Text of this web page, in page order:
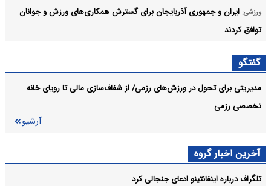
ورزشی: ایران و جمهوری آذربایجان برای گسترش همکاری‌های ورزش و جوانان
توافق کردند
ورزشی: گلر اسپانیایی برای تمدید سر میز مذاکره با استقلال
آرشیو
گفتگو
مدیریتی برای تحول در ورزش‌های رزمی/ از شفاف‌سازی مالی تا رویای خانه
تخصصی رزمی
آرشیو
آخرین اخبار گروه
تلگراف درباره اینفانتینو ادعای جنجالی کرد